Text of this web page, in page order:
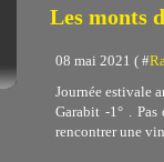
Les monts
08 mai 2021 ( #
Journée estivale
Garabit -1° .
rencontrer une